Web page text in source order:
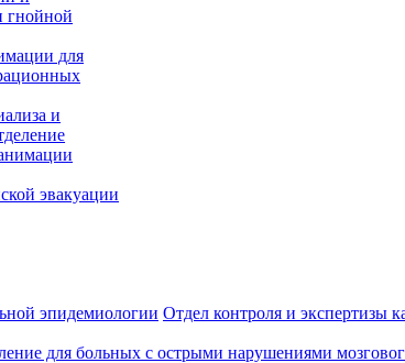
гнойной
для
и
эвакуации
эпидемиологии Отдел контроля и экспертизы
для больных с острыми нарушениями